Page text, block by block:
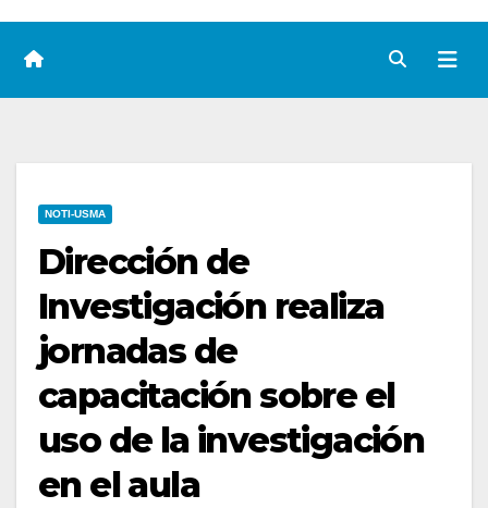
NOTI-USMA
Dirección de
Investigación realiza
jornadas de
capacitación sobre el
uso de la investigación
en el aula